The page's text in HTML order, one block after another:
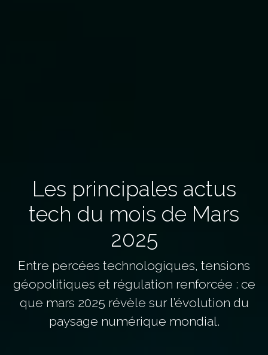
Les principales actus
tech du mois de Mars
2025
Entre percées technologiques, tensions
géopolitiques et régulation renforcée : ce
que mars 2025 révèle sur l’évolution du
paysage numérique mondial.